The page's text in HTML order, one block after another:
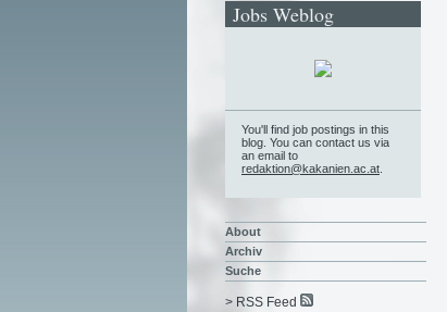
Jobs Weblog
You'll find job postings in this
blog. You can contact us via
an email to
redaktion@kakanien.ac.at
About
Archiv
Suche
> RSS Feed